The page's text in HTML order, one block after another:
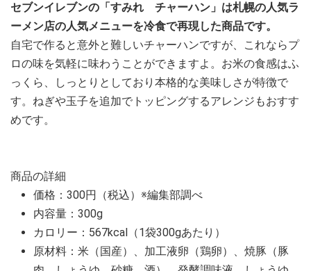
セブンイレブンの「すみれ チャーハン」は札幌の人気ラ
ーメン店の人気メニューを冷食で再現した商品です。
自宅で作ると意外と難しいチャーハンですが、これならプ
ロの味を気軽に味わうことができますよ。お米の食感はふ
っくら、しっとりとしており本格的な美味しさが特徴で
す。ねぎや玉子を追加でトッピングするアレンジもおすす
めです。
商品の詳細
価格：300円（税込）※編集部調べ
内容量：300g
カロリー：567kcal（1袋300gあたり）
原材料：米（国産）、加工液卵（鶏卵）、焼豚（豚